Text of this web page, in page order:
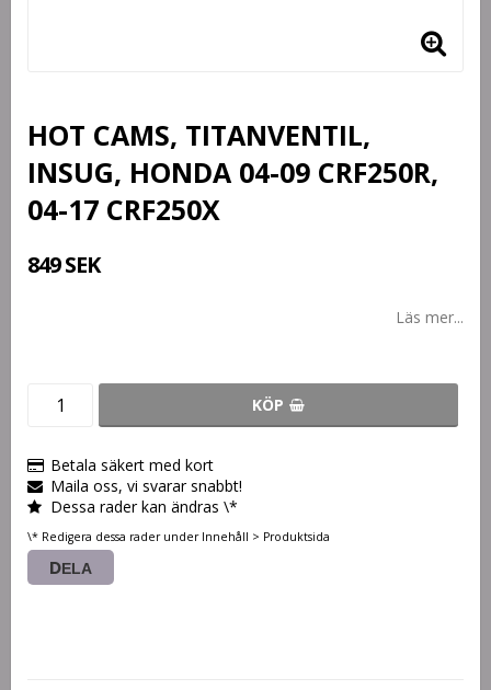
HOT CAMS, TITANVENTIL,
INSUG, HONDA 04-09 CRF250R,
04-17 CRF250X
849 SEK
Läs mer...
KÖP
Betala säkert med kort
Maila oss, vi svarar snabbt!
Dessa rader kan ändras \*
\* Redigera dessa rader under Innehåll > Produktsida
DELA